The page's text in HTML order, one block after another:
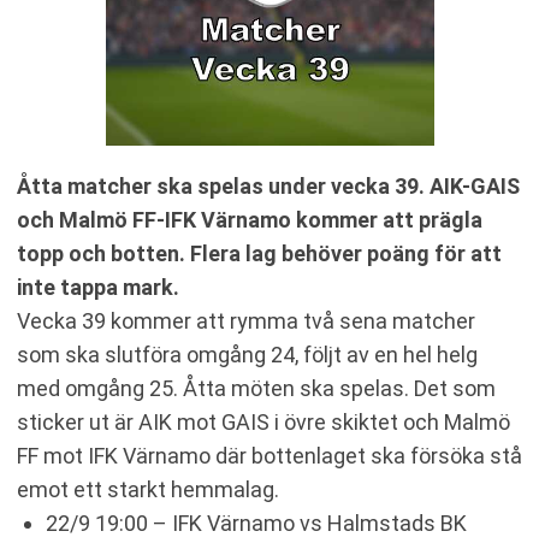
Åtta matcher ska spelas under vecka 39. AIK-GAIS
och Malmö FF-IFK Värnamo kommer att prägla
topp och botten. Flera lag behöver poäng för att
inte tappa mark.
Vecka 39 kommer att rymma två sena matcher
som ska slutföra omgång 24, följt av en hel helg
med omgång 25. Åtta möten ska spelas. Det som
sticker ut är AIK mot GAIS i övre skiktet och Malmö
FF mot IFK Värnamo där bottenlaget ska försöka stå
emot ett starkt hemmalag.
22/9 19:00 – IFK Värnamo vs Halmstads BK